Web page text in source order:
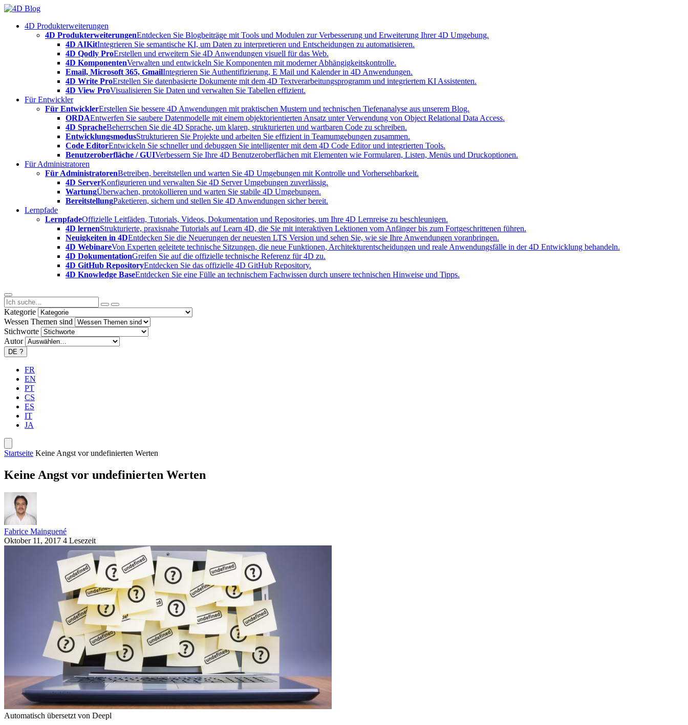
Skip
content4D Produkterweiterungen
4D ProdukterweiterungenEntdecken Sie Blogbeiträge mit Tools und Modulen zur Verbesserung und Erweiterung Ihrer 4D Umgebung.
4D AIKitIntegrieren Sie semantische KI, um Daten zu interpretieren und Entscheidungen zu automatisieren.
4D Qodly ProErstellen und erweitern Sie 4D Anwendungen visuell für das Web.
4D KomponentenVerwalten und entwickeln Sie Komponenten mit moderner Abhängigkeitskontrolle.
Email, Microsoft 365, GmailIntegrieren Sie Authentifizierung, E Mail und Kalender in 4D Anwendungen.
4D Write ProErstellen Sie datenbasierte Dokumente mit dem 4D Textverarbeitungsprogramm und integriertem KI Assistenten.
4D View ProVisualisieren Sie Daten und verwalten Sie Tabellen effizient.
Für Entwickler
Für EntwicklerErstellen Sie bessere 4D Anwendungen mit praktischen Mustern und technischen Tiefenanalyse aus unserem Blog.
ORDAEntwerfen Sie saubere Datenmodelle mit einem objektorientierten Ansatz unter Verwendung von Object Relational Data Access.
4D SpracheBeherrschen Sie die 4D Sprache, um klaren, strukturierten und wartbaren Code zu schreiben.
EntwicklungsmodusStrukturieren Sie Projekte und arbeiten Sie effizient in Teamumgebungen zusammen.
Code EditorEntwickeln Sie schneller und debuggen Sie intelligenter mit dem 4D Code Editor und integrierten Tools.
Benutzeroberfläche / GUIVerbessern Sie Ihre 4D Benutzeroberflächen mit Elementen wie Formularen, Listen, Menüs und Druckoptionen.
Für Administratoren
Für AdministratorenBetreiben, bereitstellen und warten Sie 4D Umgebungen mit Kontrolle und Vorhersehbarkeit.
4D ServerKonfigurieren und verwalten Sie 4D Server Umgebungen zuverlässig.
WartungÜberwachen, protokollieren und warten Sie stabile 4D Umgebungen.
BereitstellungPaketieren, sichern und stellen Sie 4D Anwendungen sicher bereit.
Lernpfade
LernpfadeOffizielle Leitfäden, Tutorials, Videos, Dokumentation und Repositories, um Ihre 4D Lernreise zu beschleunigen.
4D lernenStrukturierte, praxisnahe Tutorials auf Learn 4D, die Sie mit interaktiven Lektionen vom Anfänger bis zum Fortgeschrittenen führen.
Neuigkeiten in 4DEntdecken Sie die Neuerungen der neuesten LTS Version und sehen Sie, wie sie Ihre Anwendungen voranbringen.
4D WebinareVon Experten geleitete technische Sitzungen, die neue Funktionen, Architekturentscheidungen und reale Anwendungsfälle in der 4D Entwicklung behandeln.
4D DokumentationGreifen Sie auf die offizielle technische Referenz für 4D zu.
4D GitHub RepositoryEntdecken Sie das offizielle 4D GitHub Repository.
4D Knowledge BaseEntdecken Sie eine Fülle an technischem Fachwissen durch unsere technischen Hinweise und Tipps.
Kategorie
Wessen Themen sind
Stichworte
Autor
DE ?
FR
EN
PT
CS
ES
IT
JA
Startseite Keine Angst vor undefinierten Werten
Keine Angst vor undefinierten Werten
Fabrice Mainguené
Oktober 11, 2017 4 Lesezeit
Automatisch übersetzt von Deepl